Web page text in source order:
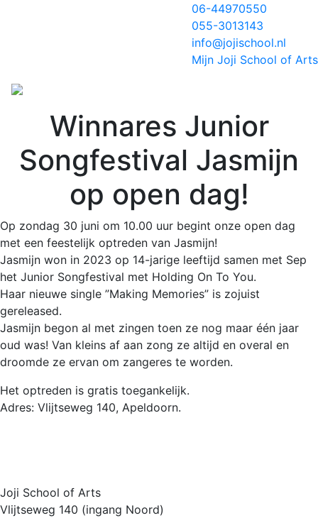
06-44970550
055-3013143
info@jojischool.nl
Mijn Joji School of Arts
Winnares Junior
Songfestival Jasmijn
op open dag!
Op zondag 30 juni om 10.00 uur begint onze open dag
met een feestelijk optreden van Jasmijn!
Jasmijn won in 2023 op 14-jarige leeftijd samen met Sep
het Junior Songfestival met Holding On To You.
Haar nieuwe single ”Making Memories” is zojuist
gereleased.
Jasmijn begon al met zingen toen ze nog maar één jaar
oud was! Van kleins af aan zong ze altijd en overal en
droomde ze ervan om zangeres te worden.
Het optreden is gratis toegankelijk.
Adres: Vlijtseweg 140, Apeldoorn.
Joji School of Arts
Vlijtseweg 140 (ingang Noord)